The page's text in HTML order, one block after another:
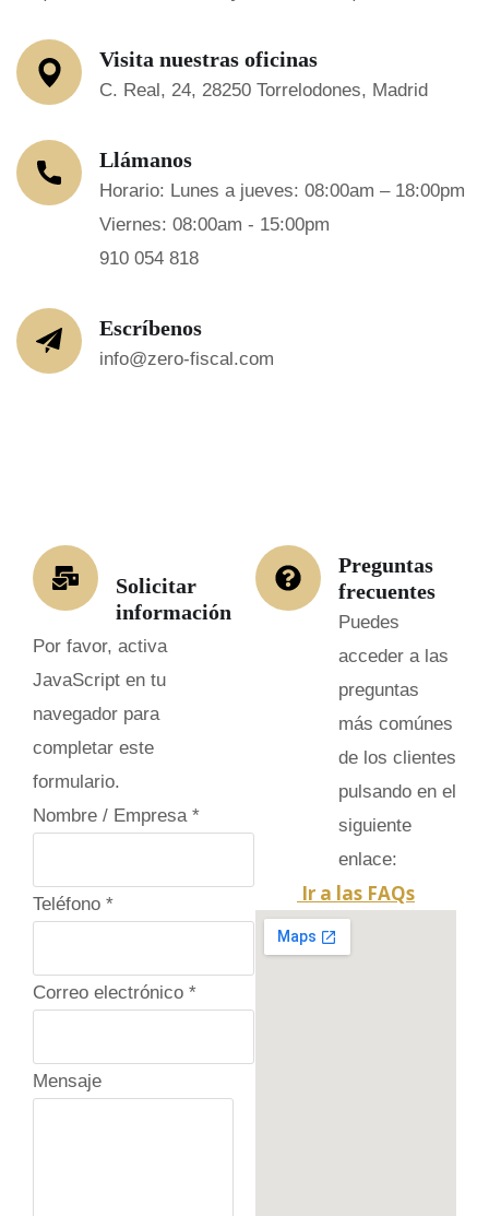
Visita nuestras oficinas
C. Real, 24, 28250 Torrelodones, Madrid
Llámanos
Horario: Lunes a jueves: 08:00am – 18:00pm
Viernes: 08:00am - 15:00pm
910 054 818
Escríbenos
info@zero-fiscal.com
Solicitar
información
Por favor, activa
JavaScript en tu
navegador para
completar este
formulario.
Nombre / Empresa *
Teléfono *
/
o
r
Correo electrónico *
Mensaje
Preguntas
frecuentes
Puedes
acceder a las
preguntas
más comúnes
de los clientes
pulsando en el
siguiente
enlace:
Ir a las FAQs